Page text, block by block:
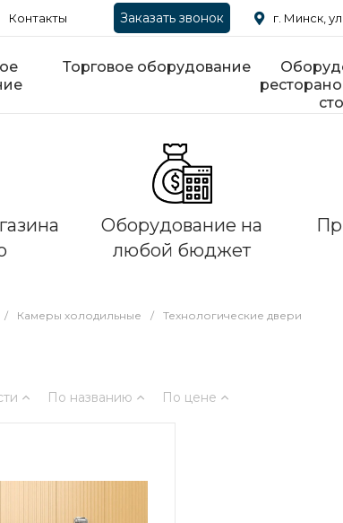
Контакты Заказать звонок г. Минск,
Торговое оборудование
Оборудование на
любой бюджет
/ Камеры холодильные / Технологические двери
По названию По цене